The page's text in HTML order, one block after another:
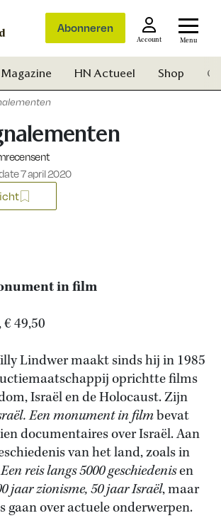
Abonneren
Account Menu
Magazine HN Actueel Shop
7 april 2020
in film
49,50
Lindwer maakt sinds hij in 1985
oprichtte films
Israël en de Holocaust. Zijn
Een monument in filmbevat
documentaires over Israël. Aan
van het land, zoals in
reis langs 5000 geschiedenisen
jaar zionisme, 50 jaar Israël, maar
gaan over actuele onderwerpen.